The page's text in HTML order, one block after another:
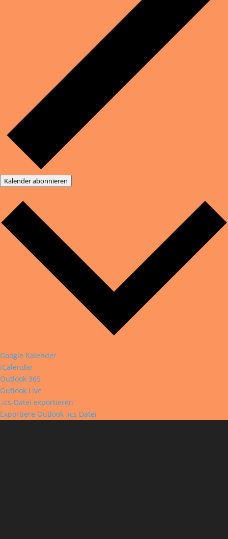
Kalender abonnieren
Google Kalender
iCalendar
Outlook 365
Outlook Live
.ics-Datei exportieren
Exportiere Outlook .ics Datei